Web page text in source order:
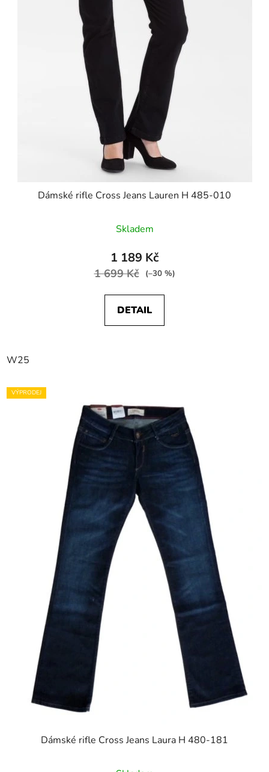
Dámské rifle Cross Jeans Lauren H 485-010
Skladem
1 189 Kč
1 699 Kč (–30 %)
DETAIL
W25
VÝPRODEJ
Dámské rifle Cross Jeans Laura H 480-181